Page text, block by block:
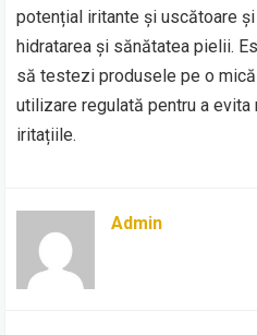
potențial iritante și uscătoare
hidratarea și sănătatea pielii.
să testezi produsele pe o
utilizare regulată pentru a
iritațiile.
Admin